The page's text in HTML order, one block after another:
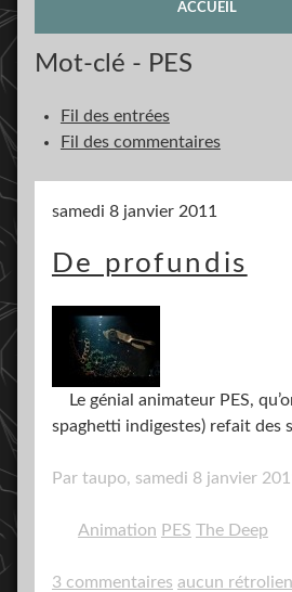
ACCUEIL
Mot-clé - PES
Fil des entrées
Fil des commentaires
samedi 8 janvier 2011
De profundis
Le génial animateur PES,
spaghetti indigestes) refait des
Par taupo, samedi 8 janvier
Animation PES The Deep
3 commentaires aucun rétrolien